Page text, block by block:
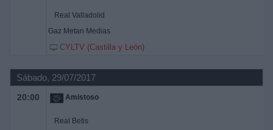
Real Valladolid
Gaz Metan Medias
CYLTV (Castilla y León)
Sábado, 29/07/2017
20:00 Amistoso
Real Betis